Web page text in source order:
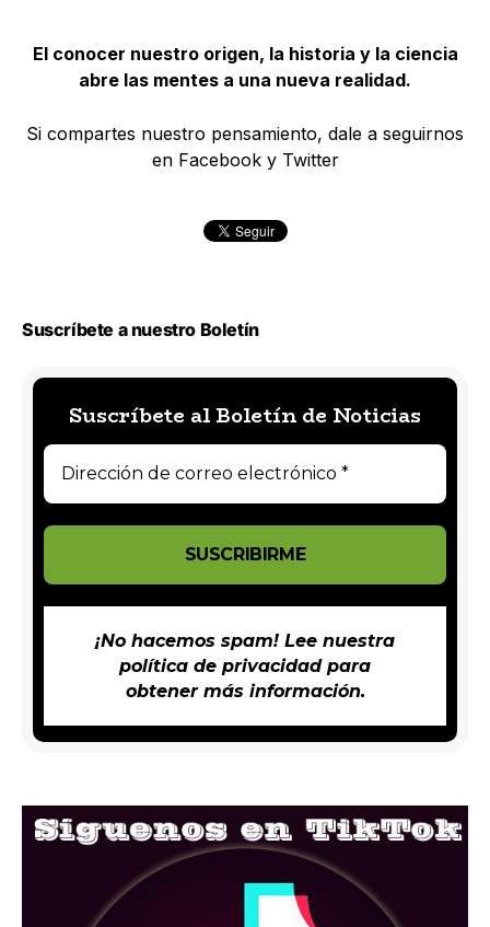
El conocer nuestro origen, la historia y la ciencia
abre las mentes a una nueva realidad.
Si compartes nuestro pensamiento, dale a seguirnos
en Facebook y Twitter
Suscríbete a nuestro Boletín
Suscríbete al Boletín de Noticias
¡No hacemos spam! Lee nuestra
política de privacidadpara
obtener más información.